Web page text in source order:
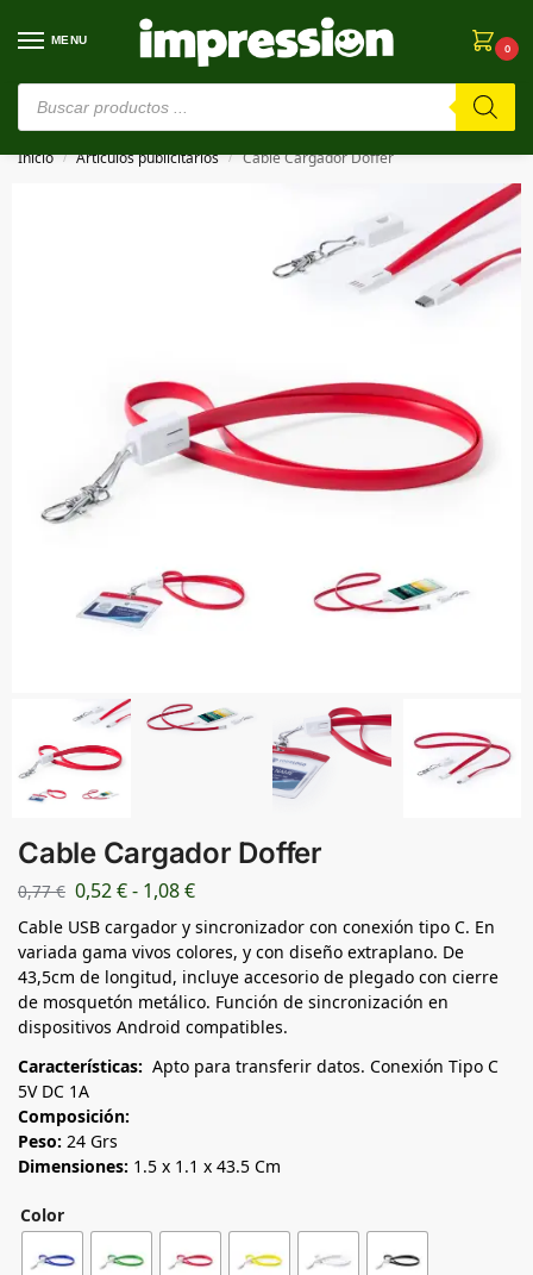
MENU
0
⚠️ Estamos en pruebas. Si algo falla, ¡Perdón!⚠️
Inicio / Artículos publicitarios / Cable Cargador Doffer
Cable Cargador Doffer
0,77€ 0,52€- 1,08€
Cable USB cargador y sincronizador con conexión tipo C. En
variada gama vivos colores, y con diseño extraplano. De
43,5cm de longitud, incluye accesorio de plegado con cierre
de mosquetón metálico. Función de sincronización en
dispositivos Android compatibles.
Características: Apto para transferir datos. Conexión Tipo C
5V DC 1A
Composición:
Peso: 24 Grs
Dimensiones: 1.5 x 1.1 x 43.5 Cm
Color